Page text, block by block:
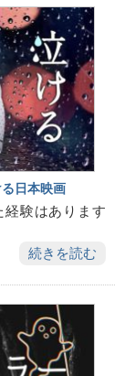
日本映画
経験はあります
続きを読む